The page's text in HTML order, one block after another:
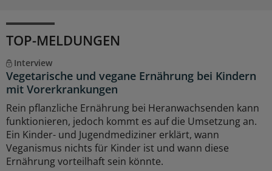
TOP-MELDUNGEN
Interview
Vegetarische und vegane Ernährung bei Kindern
mit Vorerkrankungen
Rein pflanzliche Ernährung bei Heranwachsenden kann
funktionieren, jedoch kommt es auf die Umsetzung an.
Ein Kinder- und Jugendmediziner erklärt, wann
Veganismus nichts für Kinder ist und wann diese
Ernährung vorteilhaft sein könnte.